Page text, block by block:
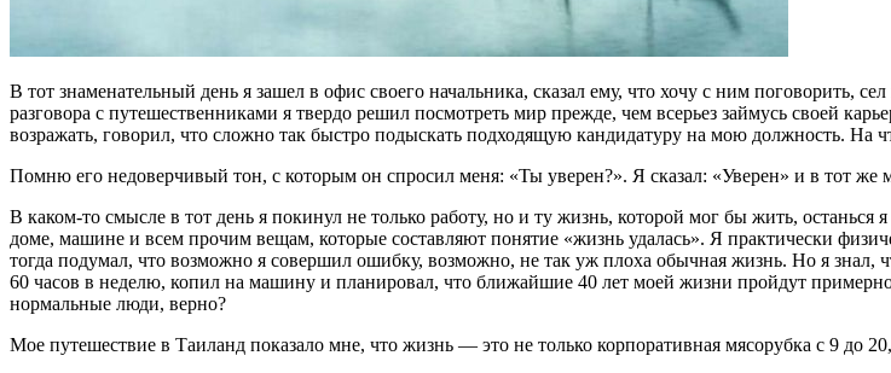
В тот знаменательный день я зашел в офис своего начальника, сказал ему, что хочу с ним поговорить,
разговора с путешественниками я твердо решил посмотреть мир прежде, чем всерьез займусь своей
возражать, говорил, что сложно так быстро подыскать подходящую кандидатуру на мою должность. На
Помню его недоверчивый тон, с которым он спросил меня: «Ты уверен?». Я сказал: «Уверен» и в тот же
В каком-то смысле в тот день я покинул не только работу, но и ту жизнь, которой мог бы жить,
доме, машине и всем прочим вещам, которые составляют понятие «жизнь удалась». Я практически
тогда подумал, что возможно я совершил ошибку, возможно, не так уж плоха обычная жизнь. Но я знал,
60 часов в неделю, копил на машину и планировал, что ближайшие 40 лет моей жизни пройдут
нормальные люди, верно?
Мое путешествие в Таиланд показало мне, что жизнь — это не только корпоративная мясорубка с 9 до